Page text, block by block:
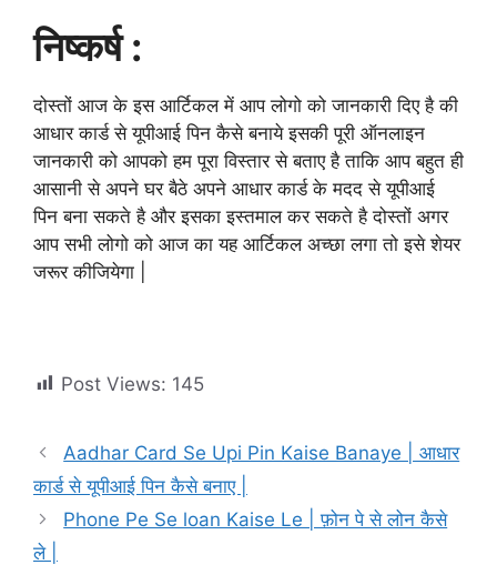
निष्कर्ष :
दोस्तों आज के इस आर्टिकल में आप लोगो को जानकारी दिए है की
आधार कार्ड से यूपीआई पिन कैसे बनाये इसकी पूरी ऑनलाइन
जानकारी को आपको हम पूरा विस्तार से बताए है ताकि आप बहुत ही
आसानी से अपने घर बैठे अपने आधार कार्ड के मदद से यूपीआई
पिन बना सकते है और इसका इस्तमाल कर सकते है दोस्तों अगर
आप सभी लोगो को आज का यह आर्टिकल अच्छा लगा तो इसे शेयर
जरूर कीजियेगा |
Post Views: 145
Aadhar Card Se Upi Pin Kaise Banaye | आधार
कार्ड से यूपीआई पिन कैसे बनाए |
Phone Pe Se loan Kaise Le | फ़ोन पे से लोन कैसे
ले |